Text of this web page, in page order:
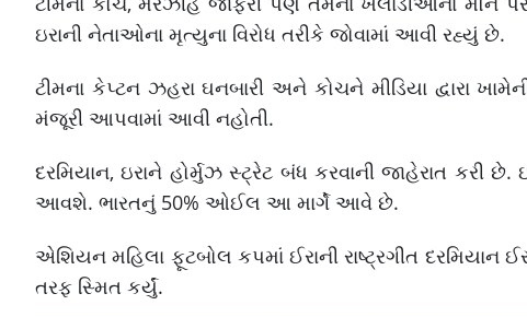
ઇરાની નેતાઓના મૃત્યુના વિરોધ તરીકે જોવામાં આવી રહ્યું છે.
ટીમના કેપ્ટન ઝહરા ઘનબારી અને કોચને મીડિયા દ્વારા
મંજૂરી આપવામાં આવી નહોતી.
દરમિયાન, ઇરાને હોર્મુઝ સ્ટ્રેટ બંધ કરવાની જાહેરાત કરી
આવશે. ભારતનું 50% ઓઈલ આ માર્ગે આવે છે.
એશિયન મહિલા ફૂટબોલ કપમાં ઈરાની રાષ્ટ્રગીત દરમિયાન
તરફ સ્મિત કર્યું.